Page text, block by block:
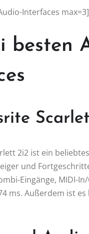
Interfaces max=3]
besten
2i2 ist ein
und
Eingänge, MIDI-
ms. Außerdem ist